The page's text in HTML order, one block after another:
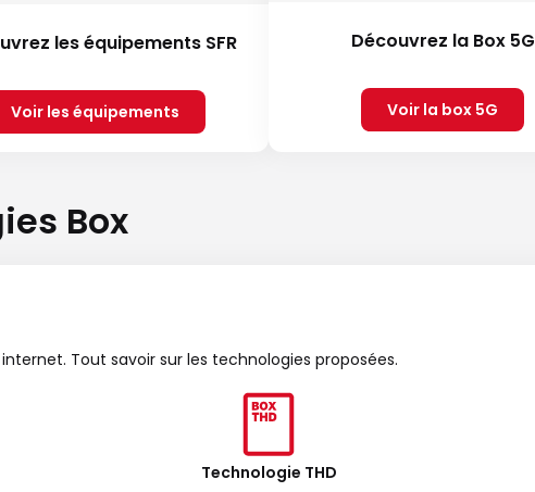
les équipements SFR
Voir les équipements
Découvrez la Box 5G
Voir la box 5G
Box
Tout savoir sur les technologies proposées.
Technologie THD